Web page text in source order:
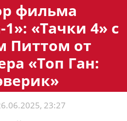
фильма
«Тачки 4» с
Питтом от
«Топ Ган:
23:27